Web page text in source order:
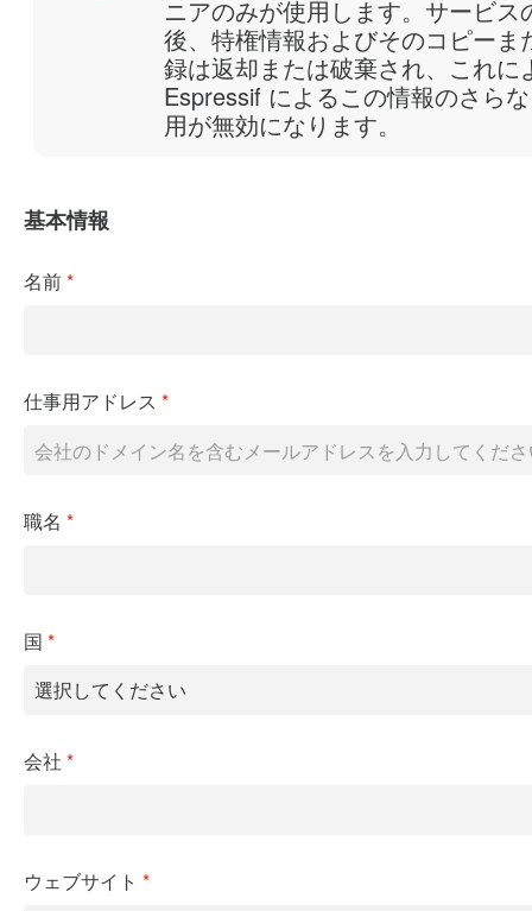
ニアのみが使用します。サービス
後、特権情報およびそのコピーま
録は返却または破棄され、これに
Espressif によるこの情報のさら
用が無効になります。
基本情報
名前 *
仕事用アドレス *
職名 *
国 *
会社 *
ウェブサイト *